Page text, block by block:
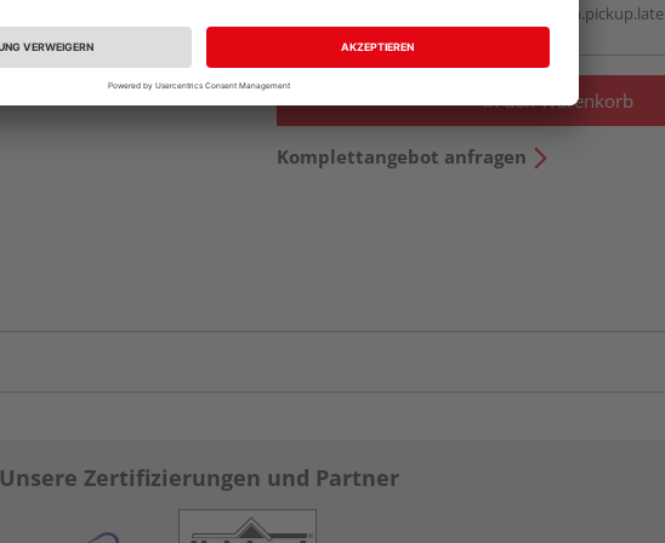
In den Warenkorb
Komplettangebot anfragen
Unsere Zertifizierungen und Partner